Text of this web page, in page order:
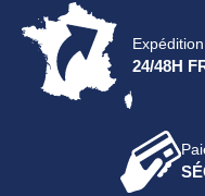
24/48H